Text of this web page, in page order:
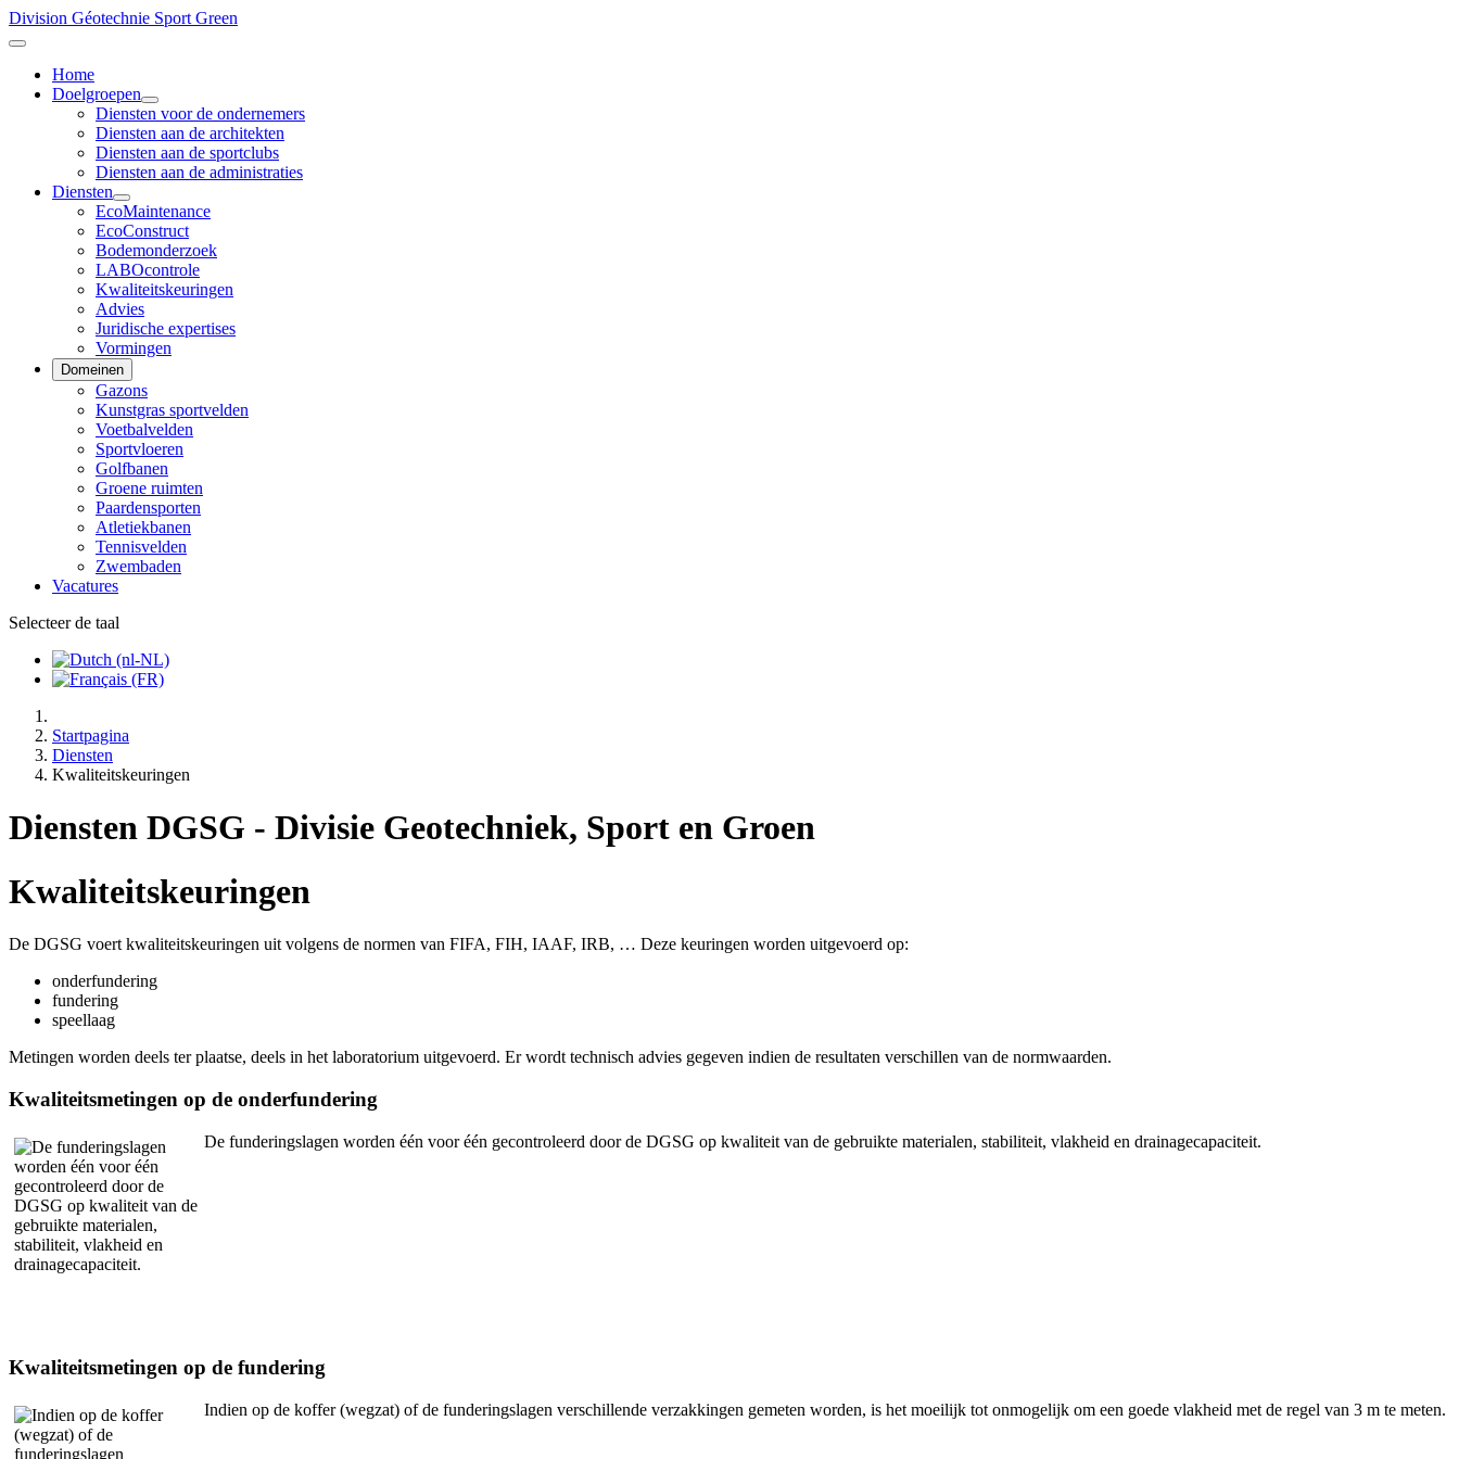
Division Géotechnie Sport Green
Home
Doelgroepen
Diensten voor de ondernemers
Diensten aan de architekten
Diensten aan de sportclubs
Diensten aan de administraties
Diensten
EcoMaintenance
EcoConstruct
Bodemonderzoek
LABOcontrole
Kwaliteitskeuringen
Advies
Juridische expertises
Vormingen
Domeinen
Gazons
Kunstgras sportvelden
Voetbalvelden
Sportvloeren
Golfbanen
Groene ruimten
Paardensporten
Atletiekbanen
Tennisvelden
Zwembaden
Vacatures
Selecteer de taal
Startpagina
Diensten
Kwaliteitskeuringen
Diensten DGSG - Divisie Geotechniek, Sport en Groen
Kwaliteitskeuringen
De DGSG voert kwaliteitskeuringen uit volgens de normen van FIFA, FIH, IAAF, IRB, … Deze keuringen worden uitgevoerd op:
onderfundering
fundering
speellaag
Metingen worden deels ter plaatse, deels in het laboratorium uitgevoerd. Er wordt technisch advies gegeven indien de resultaten verschillen van de normwaarden.
Kwaliteitsmetingen op de onderfundering
De funderingslagen worden één voor één gecontroleerd door de DGSG op kwaliteit van de gebruikte materialen, stabiliteit, vlakheid en drainagecapaciteit.
Kwaliteitsmetingen op de fundering
Indien op de koffer (wegzat) of de funderingslagen verschillende verzakkingen gemeten worden, is het moeilijk tot onmogelijk om een goede vlakheid met de regel van 3 m te meten.